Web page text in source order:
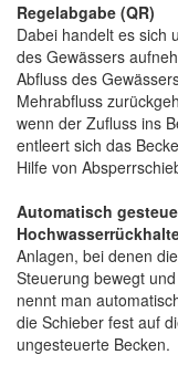
Regelabgabe (QR)
Dabei handelt es sich
des Gewässers
Abfluss des
Mehrabfluss
wenn der Zufluss ins
entleert sich das
Hilfe von
Automatisch
Anlagen, bei denen
Steuerung bewegt
nennt man
die Schieber fest auf
ungesteuerte Becken.